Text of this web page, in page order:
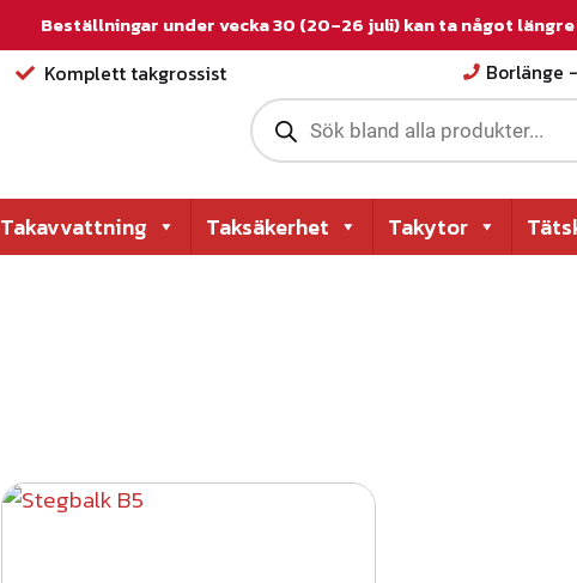
Beställningar under vecka 30 (20–26 juli) kan ta något
Komplett takgrossist Borlänge
P
r
o
u
c
t
Takavvattning Taksäkerhet Takytor